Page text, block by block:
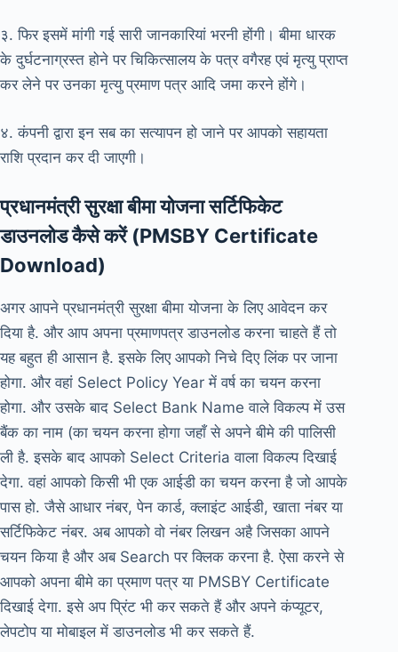
३. फिर इसमें मांगी गई सारी जानकारियां भरनी होंगी। बीमा धारक
के दुर्घटनाग्रस्त होने पर चिकित्सालय के पत्र वगैरह एवं मृत्यु प्राप्त
कर लेने पर उनका मृत्यु प्रमाण पत्र आदि जमा करने होंगे।
४. कंपनी द्वारा इन सब का सत्यापन हो जाने पर आपको सहायता
राशि प्रदान कर दी जाएगी।
प्रधानमंत्री सुरक्षा बीमा योजना सर्टिफिकेट
डाउनलोड कैसे करें (PMSBY Certificate
Download)
अगर आपने प्रधानमंत्री सुरक्षा बीमा योजना के लिए आवेदन कर
दिया है. और आप अपना प्रमाणपत्र डाउनलोड करना चाहते हैं तो
यह बहुत ही आसान है. इसके लिए आपको निचे दिए लिंक पर जाना
होगा. और वहां Select Policy Year में वर्ष का चयन करना
होगा. और उसके बाद Select Bank Name वाले विकल्प में उस
बैंक का नाम (का चयन करना होगा जहाँ से अपने बीमे की पालिसी
ली है. इसके बाद आपको Select Criteria वाला विकल्प दिखाई
देगा. वहां आपको किसी भी एक आईडी का चयन करना है जो आपके
पास हो. जैसे आधार नंबर, पेन कार्ड, क्लाइंट आईडी, खाता नंबर या
सर्टिफिकेट नंबर. अब आपको वो नंबर लिखन अहै जिसका आपने
चयन किया है और अब Search पर क्लिक करना है. ऐसा करने से
आपको अपना बीमे का प्रमाण पत्र या PMSBY Certificate
दिखाई देगा. इसे अप प्रिंट भी कर सकते हैं और अपने कंप्यूटर,
लेपटोप या मोबाइल में डाउनलोड भी कर सकते हैं.